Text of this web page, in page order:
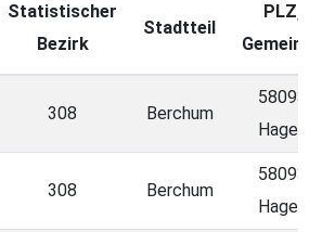
Statistischer
Bezirk
Stadtteil
PLZ,
Gemeinde
308 Berchum
58093
Hagen
308 Berchum
58093
Hagen